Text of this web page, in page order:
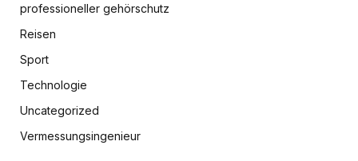
professioneller gehörschutz
Reisen
Sport
Technologie
Uncategorized
Vermessungsingenieur